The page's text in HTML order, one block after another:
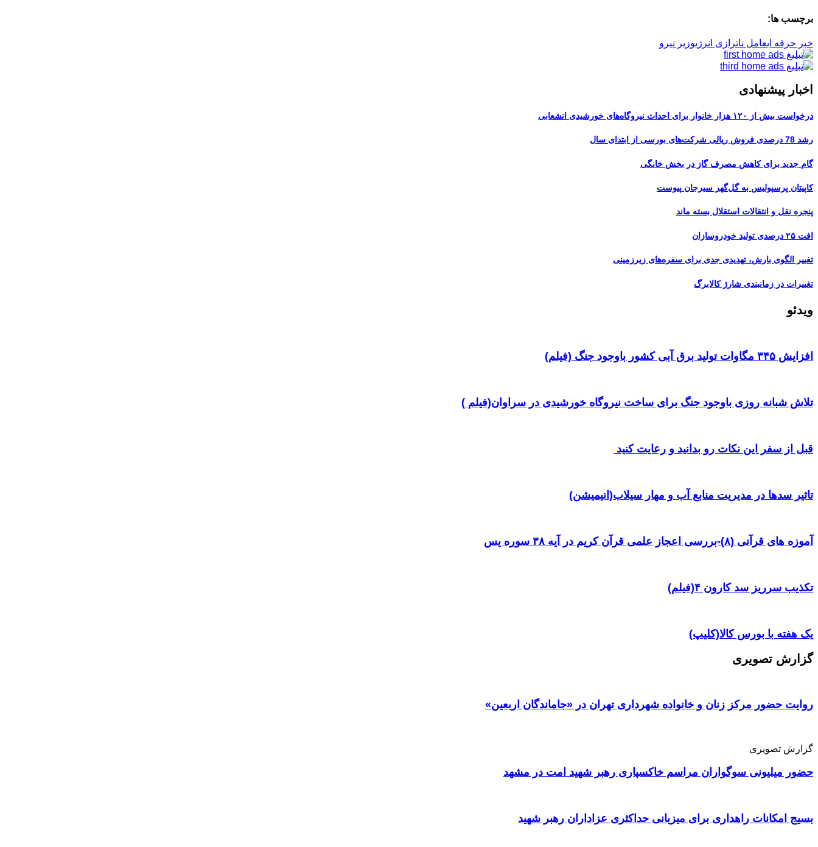
برچسب ها:
خبر حرفه ایعامل ناترازی انرژیوزیر نیرو
اخبار پیشنهادی
درخواست بیش از ۱۲۰ هزار خانوار برای احداث نیروگاه‌های خورشیدی انشعابی
رشد 78 درصدی فروش ریالی شرکت‌های بورسی از ابتدای سال
گام جدید برای کاهش مصرف گاز در بخش خانگی
کاپیتان پرسپولیس به گل‌گهر سیرجان پیوست
پنجره‌ نقل و انتقالات استقلال بسته ماند
افت ۲۵ درصدی تولید خودروسازان
تغییر الگوی بارش، تهدیدی جدی برای سفره‌های زیرزمینی
تغییرات در زمانبندی‌ شارژ کالابرگ
ویدئو
افزایش ۳۴۵ مگاوات تولید برق آبی کشور باوجود جنگ (فیلم)
تلاش شبانه روزی باوجود جنگ برای ساخت نیروگاه خورشیدی در سراوان(فیلم )
قبل از سفر این نکات رو بدانید و رعایت کنید ‌
تاثیر سدها در مدیریت منابع آب و مهار سیلاب(انیمیشن)
آموزه های قرآنی (۸)-بررسی اعجاز علمی قرآن کریم در آیه ۳۸ سوره یس
تکذیب سرریز سد کارون ۴(فیلم)
یک هفته با بورس کالا(کلیپ)
گزارش تصویری
روایت حضور مرکز زنان و خانواده شهرداری تهران در «جاماندگان اربعین»
گزارش تصویری
حضور میلیونی سوگواران مراسم خاکسپاری رهبر شهید امت در مشهد
بسیج امکانات راهداری برای میزبانی حداکثری عزاداران رهبر شهید